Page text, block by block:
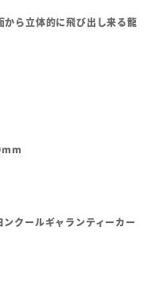
ら立体的に飛び出し来る龍
クールギャランティーカー